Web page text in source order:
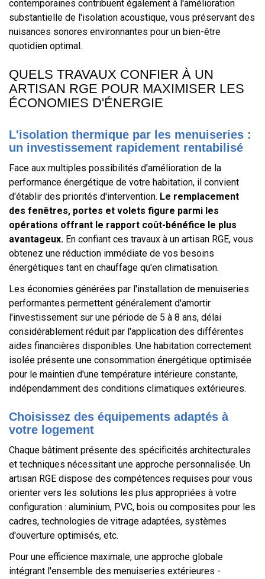
contemporaines contribuent également à l'amélioration
substantielle de l'isolation acoustique, vous préservant des
nuisances sonores environnantes pour un bien-être
quotidien optimal.
QUELS TRAVAUX CONFIER À UN
ARTISAN RGE POUR MAXIMISER LES
ÉCONOMIES D'ÉNERGIE
L'isolation thermique par les menuiseries :
un investissement rapidement rentabilisé
Face aux multiples possibilités d'amélioration de la
performance énergétique de votre habitation, il convient
d'établir des priorités d'intervention. Le remplacement
des fenêtres, portes et volets figure parmi les
opérations offrant le rapport coût-bénéfice le plus
avantageux. En confiant ces travaux à un artisan RGE, vous
obtenez une réduction immédiate de vos besoins
énergétiques tant en chauffage qu'en climatisation.
Les économies générées par l'installation de menuiseries
performantes permettent généralement d'amortir
l'investissement sur une période de 5 à 8 ans, délai
considérablement réduit par l'application des différentes
aides financières disponibles. Une habitation correctement
isolée présente une consommation énergétique optimisée
pour le maintien d'une température intérieure constante,
indépendamment des conditions climatiques extérieures.
Choisissez des équipements adaptés à
votre logement
Chaque bâtiment présente des spécificités architecturales
et techniques nécessitant une approche personnalisée. Un
artisan RGE dispose des compétences requises pour vous
orienter vers les solutions les plus appropriées à votre
configuration : aluminium, PVC, bois ou composites pour les
cadres, technologies de vitrage adaptées, systèmes
d'ouverture optimisés, etc.
Pour une efficience maximale, une approche globale
intégrant l'ensemble des menuiseries extérieures -